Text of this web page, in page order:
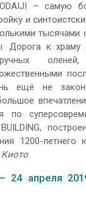
– самую
и
тысячами
Дорога к храму
оленей,
ещё не
по
1200-летнего
24 апреля